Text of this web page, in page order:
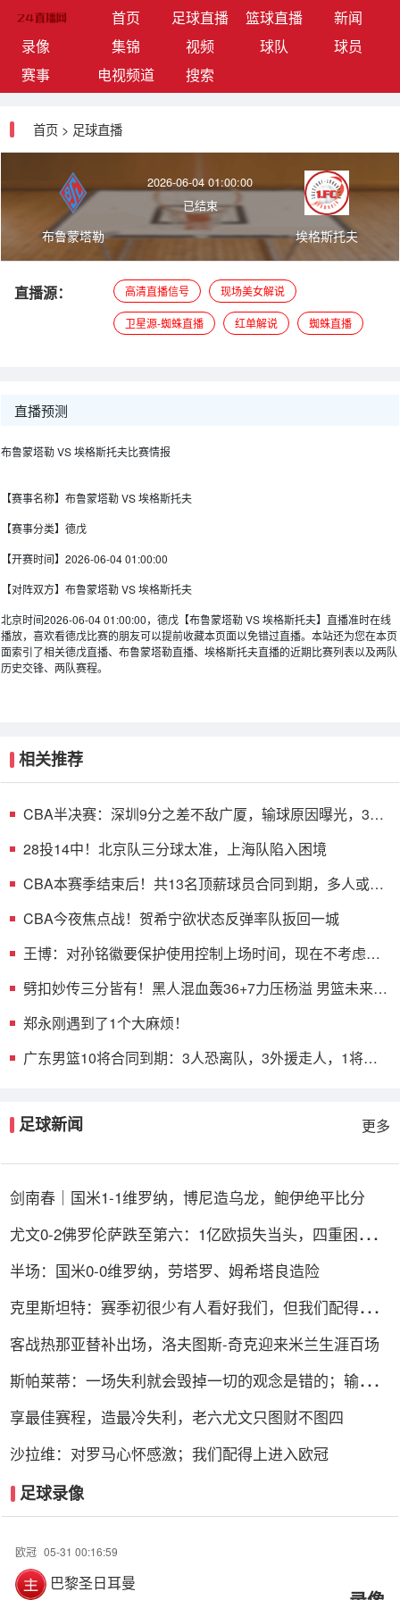
首页(current)足球直播 篮球直播
新闻
录像
集锦 视频 球队
球员
赛事
电视频道 搜索
首页 > 足球直播
布鲁蒙塔勒
2026-06-04 01:00:00
已结束
埃格斯托夫
直播源： 高清直播信号 现场美女解说
卫星源-蜘蛛直播 红单解说 蜘蛛直播
直播预测
布鲁蒙塔勒 VS 埃格斯托夫比赛情报
【赛事名称】 布鲁蒙塔勒 VS 埃格斯托夫
【赛事分类】 德戊
【开赛时间】 2026-06-04 01:00:00
【对阵双方】 布鲁蒙塔勒 VS 埃格斯托夫
北京时间2026-06-04 01:00:00，德戊【布鲁蒙塔勒 VS 埃格斯托夫】直播准时在线
播放，喜欢看德戊比赛的朋友可以提前收藏本页面以免错过直播。本站还为您在本页
面索引了相关德戊直播、布鲁蒙塔勒直播、埃格斯托夫直播的近期比赛列表以及两队
历史交锋、两队赛程。
相关推荐
CBA半决赛：深圳9分之差不敌广厦，输球原因曝光，3人
28投14中！北京队三分球太准，上海队陷入困境
CBA本赛季结束后！共13名顶薪球员合同到期，多人或遭
CBA今夜焦点战！贺希宁欲状态反弹率队扳回一城
王博：对孙铭徽要保护使用控制上场时间，现在不考虑总
劈扣妙传三分皆有！黑人混血轰36+7力压杨溢 男篮未来十
郑永刚遇到了1个大麻烦！
广东男篮10将合同到期：3人恐离队，3外援走人，1将或
足球新闻 更多
剑南春｜国米1-1维罗纳，博尼造乌龙，鲍伊绝平比分
尤文0-2佛罗伦萨跌至第六：1亿欧损失当头，四重困局谁
半场：国米0-0维罗纳，劳塔罗、姆希塔良造险
克里斯坦特：赛季初很少有人看好我们，但我们配得上进
客战热那亚替补出场，洛夫图斯-奇克迎来米兰生涯百场
斯帕莱蒂：一场失利就会毁掉一切的观念是错的；输球责
享最佳赛程，造最冷失利，老六尤文只图财不图四
沙拉维：对罗马心怀感激；我们配得上进入欧冠
足球录像
欧冠 05-31 00:16:59
巴黎圣日耳曼